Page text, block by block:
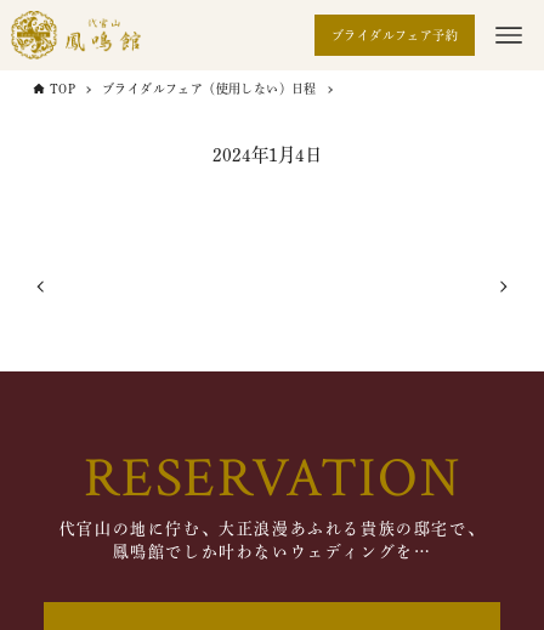
ブライダルフェア予約
TOP ブライダルフェア（使用しない）日程
2024年1月4日
RESERVATION
代官山の地に佇む、大正浪漫あふれる貴族の邸宅で、
鳳鳴館でしか叶わないウェディングを…